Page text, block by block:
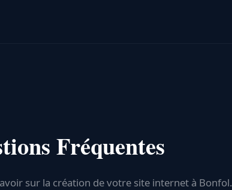
Fréquentes
sur la création de votre site internet à Bonfol.